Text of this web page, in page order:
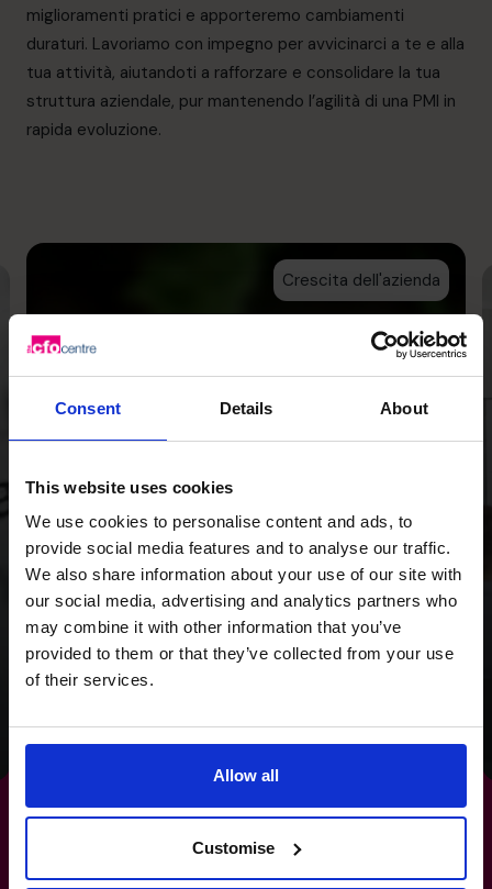
Consent Details About
This website uses cookies
We use cookies to personalise content and ads, to
provide social media features and to analyse our traffic.
We also share information about your use of our site with
our social media, advertising and analytics partners who
may combine it with other information that you’ve
provided to them or that they’ve collected from your use
of their services.
Allow all
Customise
miglioramenti pratici e apporteremo cambiamenti
duraturi. Lavoriamo con impegno per avvicinarci a te e alla
tua attività, aiutandoti a rafforzare e consolidare la tua
struttura aziendale, pur mantenendo l’agilità di una PMI in
rapida evoluzione.
Crescita dell'azienda
Grazie a una revisione
della strategia e a una
flussi di cassa,
abbiamo fornito al
Wild Planet Trust una
visione chiara per il
futuro.
Leggi la storia di successo